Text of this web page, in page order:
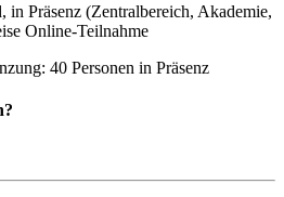
in Präsenz (Zentralbereich, Akademie,
Online-Teilnahme
40 Personen in Präsenz